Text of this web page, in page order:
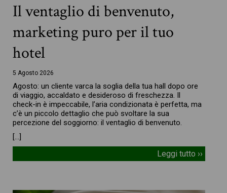
Il ventaglio di benvenuto,
marketing puro per il tuo
hotel
5 Agosto 2026
Agosto: un cliente varca la soglia della tua hall dopo ore
di viaggio, accaldato e desideroso di freschezza. Il
check-in è impeccabile, l’aria condizionata è perfetta, ma
c’è un piccolo dettaglio che può svoltare la sua
percezione del soggiorno: il ventaglio di benvenuto.
[…]
Leggi tutto ››